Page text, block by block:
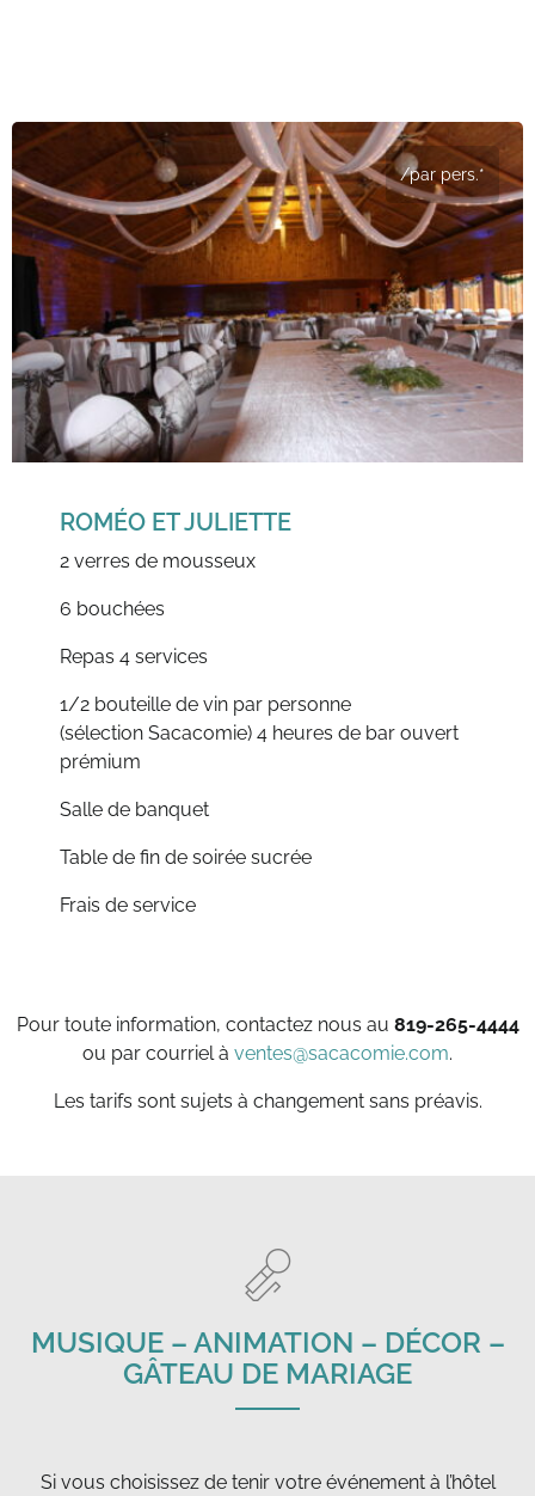
/par pers.*
ROMÉO ET JULIETTE
2 verres de mousseux
6 bouchées
Repas 4 services
1/2 bouteille de vin par personne
(sélection Sacacomie) 4 heures de bar ouvert
prémium
Salle de banquet
Table de fin de soirée sucrée
Frais de service
Pour toute information, contactez nous au 819-265-4444
ou par courriel à ventes@sacacomie.com.
Les tarifs sont sujets à changement sans préavis.
MUSIQUE – ANIMATION – DÉCOR –
GÂTEAU DE MARIAGE
Si vous choisissez de tenir votre événement à l’hôtel